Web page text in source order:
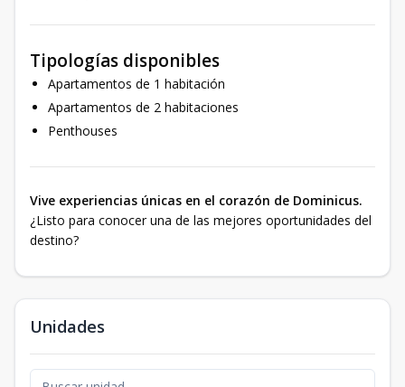
Tipologías disponibles
Apartamentos de 1 habitación
Apartamentos de 2 habitaciones
Penthouses
Vive experiencias únicas en el corazón de Dominicus.
¿Listo para conocer una de las mejores oportunidades del
destino?
Unidades